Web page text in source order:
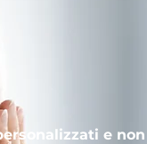
VISO
e non